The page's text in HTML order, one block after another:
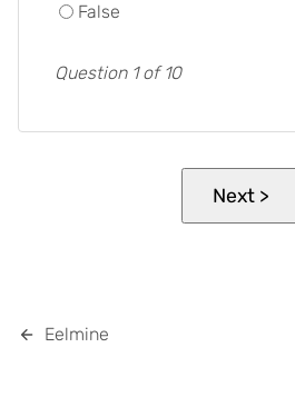
False
Question 1 of 10
Eelmine